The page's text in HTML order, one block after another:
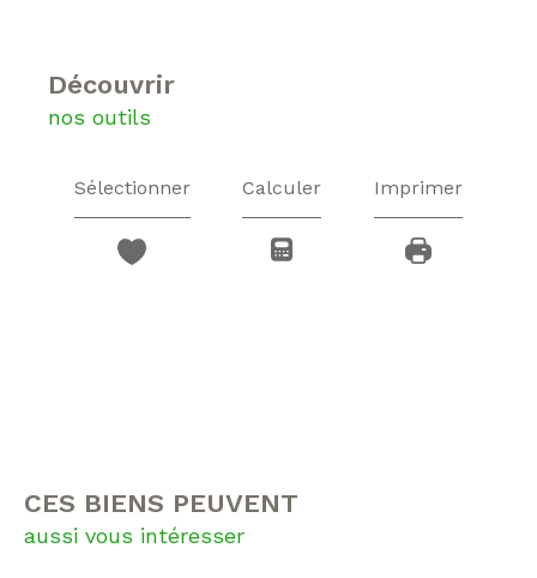
découvrir
nos outils
Sélectionner Calculer Imprimer
CES BIENS PEUVENT
aussi vous intéresser